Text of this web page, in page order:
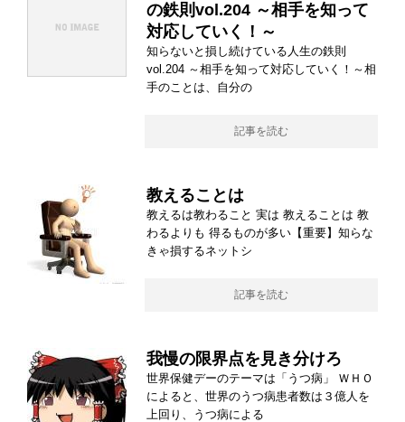
の鉄則vol.204 ～相手を知って
対応していく！～
知らないと損し続けている人生の鉄則
vol.204 ～相手を知って対応していく！～相
手のことは、自分の
記事を読む
教えることは
教えるは教わること 実は 教えることは 教
わるよりも 得るものが多い【重要】知らな
きゃ損するネットシ
記事を読む
我慢の限界点を見き分けろ
世界保健デーのテーマは「うつ病」 ＷＨＯ
によると、世界のうつ病患者数は３億人を
上回り、うつ病による